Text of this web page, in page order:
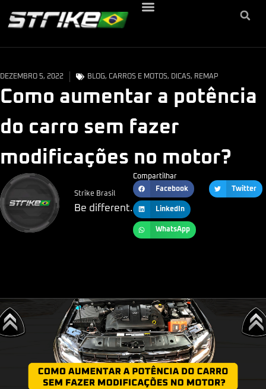
DEZEMBRO 5, 2022 BLOG, CARROS E MOTOS, DICAS, REMAP
Como aumentar a potência
do carro sem fazer
modificações no motor?
Strike Brasil
Be different.
Compartilhar
Facebook
Twitter
LinkedIn
WhatsApp